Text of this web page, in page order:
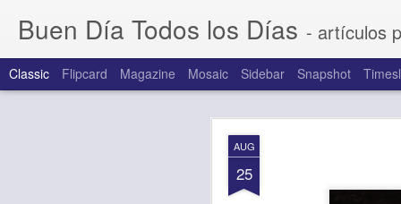
AUG
25
Buen Día Todos los Días - artículos
Classic Flipcard Magazine Mosaic Sidebar Snapshot